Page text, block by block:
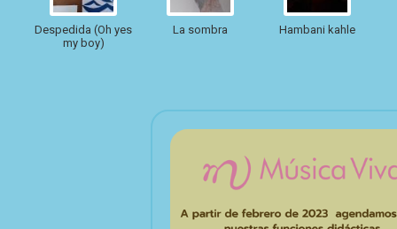
Despedida (Oh yes
my boy)
La sombra Hambani kahle